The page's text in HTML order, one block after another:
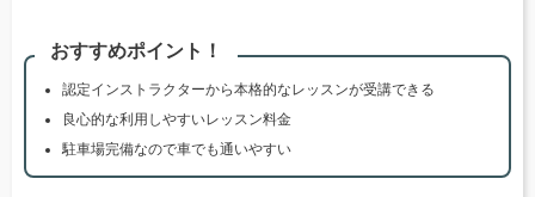
おすすめポイント！
認定インストラクターから本格的なレッスンが受講できる
良心的な利用しやすいレッスン料金
駐車場完備なので車でも通いやすい